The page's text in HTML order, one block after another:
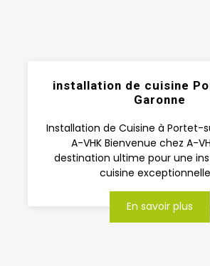
installation de cuisine
Garonne
Installation de Cuisine à Portet-
A-VHK Bienvenue chez A-
destination ultime pour une
cuisine exceptionnelle
En savoir plus